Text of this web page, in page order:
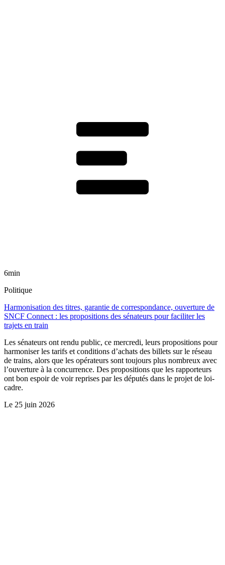
6min
Politique
Harmonisation des titres, garantie de correspondance, ouverture de
SNCF Connect : les propositions des sénateurs pour faciliter les
trajets en train
Les sénateurs ont rendu public, ce mercredi, leurs propositions pour
harmoniser les tarifs et conditions d’achats des billets sur le réseau
de trains, alors que les opérateurs sont toujours plus nombreux avec
l’ouverture à la concurrence. Des propositions que les rapporteurs
ont bon espoir de voir reprises par les députés dans le projet de loi-
cadre.
Le 25 juin 2026